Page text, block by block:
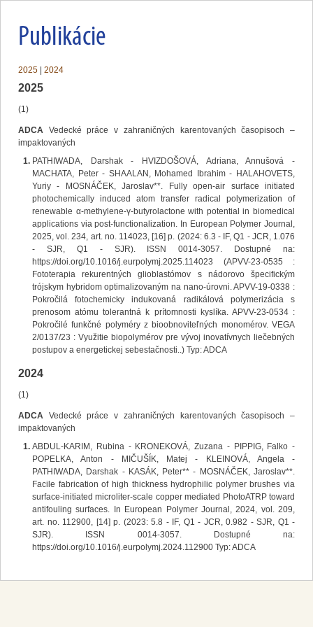
Publikácie
2025 2024
2025
(1)
ADCA Vedecké práce v zahraničných karentovaných časopisoch –
impaktovaných
PATHIWADA, Darshak - HVIZDOŠOVÁ, Adriana, Annušová -
MACHATA, Peter - SHAALAN, Mohamed Ibrahim - HALAHOVETS,
Yuriy - MOSNÁČEK, Jaroslav**. Fully open-air surface initiated
photochemically induced atom transfer radical polymerization of
renewable α-methylene-γ-butyrolactone with potential in biomedical
applications via post-functionalization. In European Polymer Journal,
2025, vol. 234, art. no. 114023, [16] p. (2024: 6.3 - IF, Q1 - JCR, 1.076
- SJR, Q1 - SJR). ISSN 0014-3057. Dostupné na:
https://doi.org/10.1016/j.eurpolymj.2025.114023 (APVV-23-0535 :
Fototerapia rekurentných glioblastómov s nádorovo špecifickým
trójskym hybridom optimalizovaným na nano-úrovni. APVV-19-0338 :
Pokročilá fotochemicky indukovaná radikálová polymerizácia s
prenosom atómu tolerantná k prítomnosti kyslíka. APVV-23-0534 :
Pokročilé funkčné polyméry z bioobnoviteľných monomérov. VEGA
2/0137/23 : Využitie biopolymérov pre vývoj inovatívnych liečebných
postupov a energetickej sebestačnosti..) Typ: ADCA
2024
(1)
ADCA Vedecké práce v zahraničných karentovaných časopisoch –
impaktovaných
ABDUL-KARIM, Rubina - KRONEKOVÁ, Zuzana - PIPPIG, Falko -
POPELKA, Anton - MIČUŠÍK, Matej - KLEINOVÁ, Angela -
PATHIWADA, Darshak - KASÁK, Peter** - MOSNÁČEK, Jaroslav**.
Facile fabrication of high thickness hydrophilic polymer brushes via
surface-initiated microliter-scale copper mediated PhotoATRP toward
antifouling surfaces. In European Polymer Journal, 2024, vol. 209,
art. no. 112900, [14] p. (2023: 5.8 - IF, Q1 - JCR, 0.982 - SJR, Q1 -
SJR). ISSN 0014-3057. Dostupné na:
https://doi.org/10.1016/j.eurpolymj.2024.112900 Typ: ADCA